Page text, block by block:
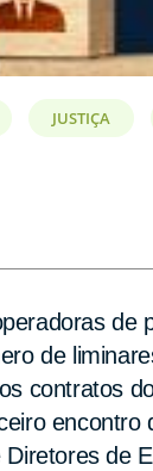
JUSTIÇA
de
de
contratos
encontro
de